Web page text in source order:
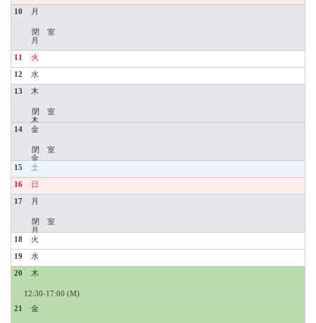
10
閉 室
11
12
13
閉 室
14
閉 室
15
16
17
閉 室
18
19
20
12:30-17:00 (M)
21